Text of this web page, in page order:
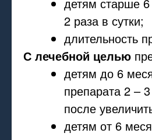
2 раза в сутки;
длительность
С лечебной целью
детям до 6
препарата 2 –
после
детям от 6